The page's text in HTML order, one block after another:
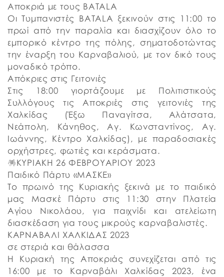
Αποκριά με τους BATALA
Οι Τυμπανιστές BATALA ξεκινούν στις 11:00 το
πρωί από την παραλία και διασχίζουν όλο το
εμπορικό κέντρο της πόλης, σηματοδοτώντας
την έναρξη του Καρναβαλιού, με τον δικό τους
μοναδικό τρόπο.
Απόκριες στις Γειτονιές
Στις 18:00 γιορτάζουμε με Πολιτιστικούς
Συλλόγους τις Αποκριές στις γειτονιές της
Χαλκίδας (Έξω Παναγίτσα, Αλάτσατα,
Νεάπολη, Κάνηθος, Αγ. Κωνσταντίνος, Αγ.
Ιωάννης, Κέντρο Χαλκίδας), με παραδοσιακές
ορχήστρες, φωτιές και κεράσματα.
🪅ΚΥΡΙΑΚΗ 26 ΦΕΒΡΟΥΑΡΙΟΥ 2023
Παιδικό Πάρτυ «ΜΑΣΚΕ»
Το πρωινό της Κυριακής ξεκινά με το παιδικό
μας Μασκέ Πάρτυ στις 11:30 στην Πλατεία
Αγίου Νικολάου, για παιχνίδι και ατελείωτη
διασκέδαση για τους μικρούς καρναβαλιστές.
ΚΑΡΝΑΒΑΛΙ ΧΑΛΚΙΔΑΣ 2023
σε στεριά και θάλασσα
Η Κυριακή της Αποκριάς συνεχίζεται από τις
16:00 με το Καρναβάλι Χαλκίδας 2023, ένα